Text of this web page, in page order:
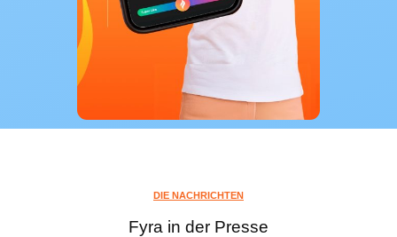
DIE NACHRICHTEN
Fyra in der Presse